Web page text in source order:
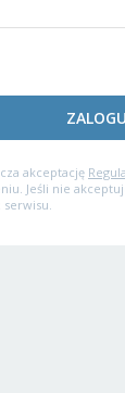
akceptację
Jeśli nie
serwisu.